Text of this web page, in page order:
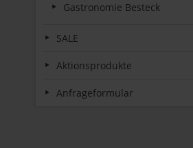
Gastronomie Besteck
SALE
Aktionsprodukte
Anfrageformular